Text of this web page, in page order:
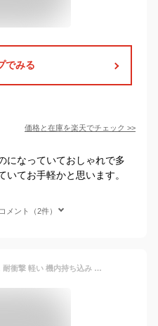
でみる
価格と在庫を楽天でチェック >>
になっていておしゃれで多
てお手軽かと思います。
メント（2件）
スーツケース キャリーケース 耐衝撃 軽い 機内持ち込み キャリーバッグ SSサイズ 出張 小さいサイズ 1～3泊 静音 大容量 泊まる 超軽量 多収納ポケット 修学旅行 女性 海外旅行 国内旅行 コンパクト 頑丈 耐衝撃